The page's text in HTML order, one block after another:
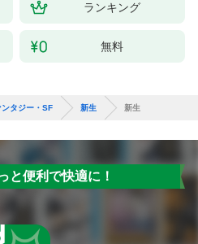
ランキング
無料
ンタジー・SF 新生 新生
と便利で快適に！